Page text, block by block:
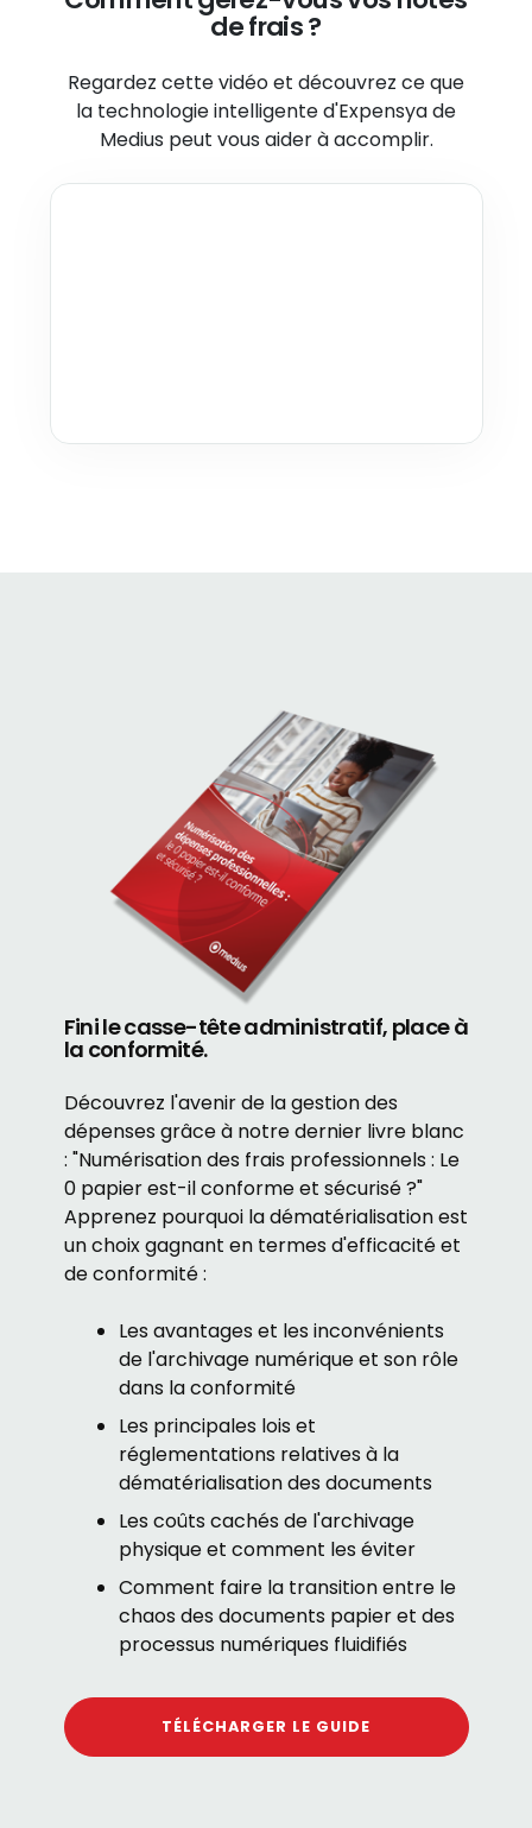
de frais ?
Regardez cette vidéo et découvrez ce que
la technologie intelligented'Expensya de
Medius peut vous aider à accomplir.
Fini le casse-tête administratif, place à
la conformité.
Découvrez l'avenir de la gestion des
dépenses grâce à notre dernier livre blanc
: "Numérisation des frais professionnels : Le
0 papier est-il conforme et sécurisé ?"
Apprenez pourquoi la dématérialisation est
un choix gagnant en termes d'efficacité et
de conformité :
Les avantages et les inconvénients
de l'archivage numérique et son rôle
dans la conformité
Les principales lois et
réglementations relatives à la
dématérialisation des documents
Les coûts cachés de l'archivage
physique et comment les éviter
Comment faire la transition entre le
chaos des documents papier et des
processus numériques fluidifiés
TÉLÉCHARGER LE GUIDE